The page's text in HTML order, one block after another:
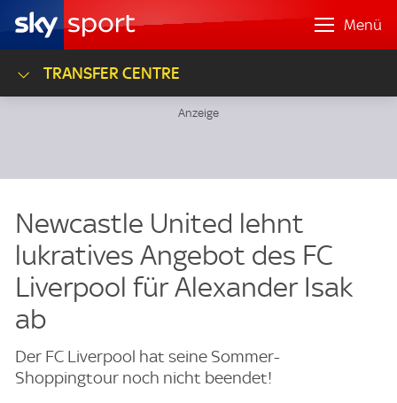
Menü
TRANSFER CENTRE
Newcastle United lehnt
lukratives Angebot des FC
Liverpool für Alexander Isak
ab
Der FC Liverpool hat seine Sommer-
Shoppingtour noch nicht beendet!